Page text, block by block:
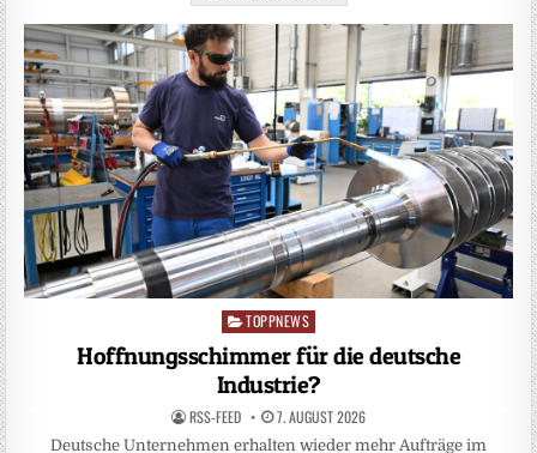
Posted
in
TOPPNEWS
Hoffnungsschimmer für die deutsche
Industrie?
RSS-FEED 7. AUGUST 2026
Deutsche Unternehmen erhalten wieder mehr Aufträge im